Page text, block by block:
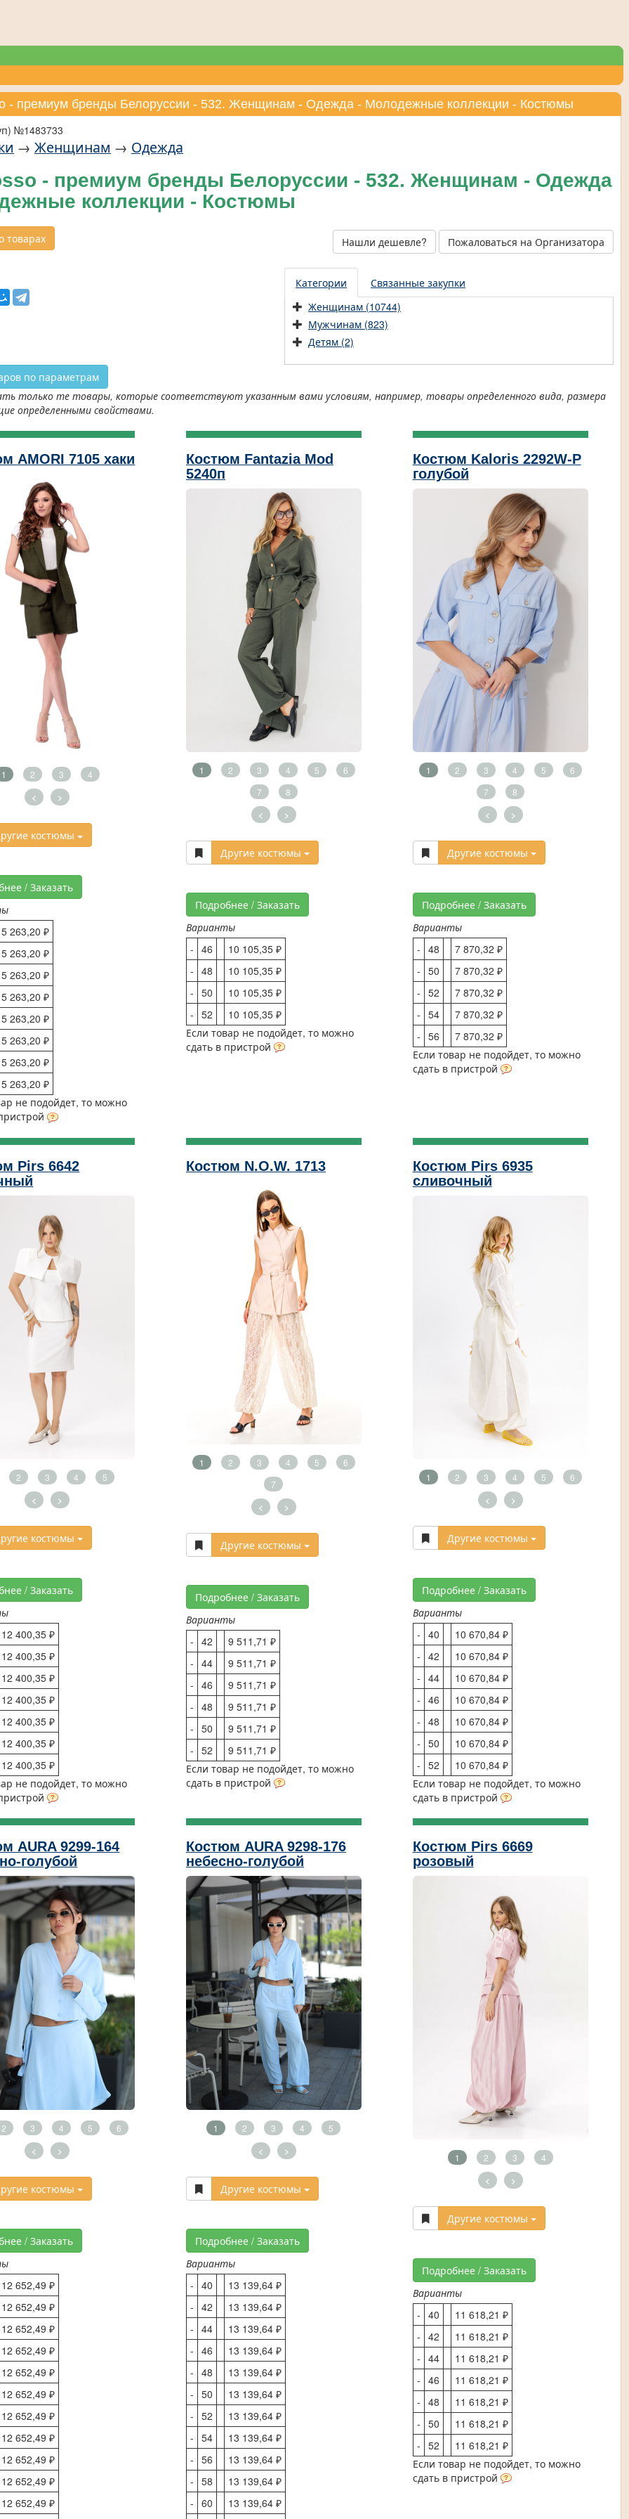
- премиум бренды Белоруссии - 532. Женщинам - Одежда - Молодежные коллекции - Костюмы
№1483733
→ Женщинам → Одежда
- премиум бренды Белоруссии - 532. Женщинам - Одежда
коллекции - Костюмы
Нашли дешевле? Пожаловаться на Организатора
Категории
Связанные закупки
Женщинам (10744)
Мужчинам (823)
Детям (2)
по параметрам
только те товары, которые соответствуют указанным вами условиям, например, товары определенного вида, размера
определенными свойствами.
AMORI 7105 хаки
1 2 3 4
< >
костюмы
/ Заказать
5 263,20 ₽
5 263,20 ₽
5 263,20 ₽
5 263,20 ₽
5 263,20 ₽
5 263,20 ₽
5 263,20 ₽
5 263,20 ₽
не подойдет, то можно
Костюм Fantazia Mod
5240п
1 2 3 4 5
6
7
8
< >
Другие костюмы
Подробнее / Заказать
Варианты
- 46
10 105,35 ₽
- 48
10 105,35 ₽
- 50
10 105,35 ₽
- 52
10 105,35 ₽
Если товар не подойдет, то можно
сдать в пристрой
Костюм Kaloris 2292W-Р
голубой
1 2 3 4 5
6
7
8
< >
Другие костюмы
Подробнее / Заказать
Варианты
- 48
7 870,32 ₽
- 50
7 870,32 ₽
- 52
7 870,32 ₽
- 54
7 870,32 ₽
- 56
7 870,32 ₽
Если товар не подойдет, то можно
сдать в пристрой
Pirs 6642
2 3 4 5
< >
костюмы
/ Заказать
12 400,35 ₽
12 400,35 ₽
12 400,35 ₽
12 400,35 ₽
12 400,35 ₽
12 400,35 ₽
12 400,35 ₽
не подойдет, то можно
Костюм N.O.W. 1713
1 2 3 4 5
6
7
< >
Другие костюмы
Подробнее / Заказать
Варианты
- 42
9 511,71 ₽
- 44
9 511,71 ₽
- 46
9 511,71 ₽
- 48
9 511,71 ₽
- 50
9 511,71 ₽
- 52
9 511,71 ₽
Если товар не подойдет, то можно
сдать в пристрой
Костюм Pirs 6935
сливочный
1 2 3 4 5 6
< >
Другие костюмы
Подробнее / Заказать
Варианты
- 40
10 670,84 ₽
- 42
10 670,84 ₽
- 44
10 670,84 ₽
- 46
10 670,84 ₽
- 48
10 670,84 ₽
- 50
10 670,84 ₽
- 52
10 670,84 ₽
Если товар не подойдет, то можно
сдать в пристрой
AURA 9299-164
голубой
2 3 4 5 6
< >
костюмы
/ Заказать
12 652,49 ₽
12 652,49 ₽
12 652,49 ₽
12 652,49 ₽
12 652,49 ₽
12 652,49 ₽
12 652,49 ₽
12 652,49 ₽
12 652,49 ₽
12 652,49 ₽
12 652,49 ₽
Костюм AURA 9298-176
небесно-голубой
1 2 3 4 5
< >
Другие костюмы
Подробнее / Заказать
Варианты
- 40
13 139,64 ₽
- 42
13 139,64 ₽
- 44
13 139,64 ₽
- 46
13 139,64 ₽
- 48
13 139,64 ₽
- 50
13 139,64 ₽
- 52
13 139,64 ₽
- 54
13 139,64 ₽
- 56
13 139,64 ₽
- 58
13 139,64 ₽
- 60
13 139,64 ₽
Костюм Pirs 6669
розовый
1 2 3 4
< >
Другие костюмы
Подробнее / Заказать
Варианты
- 40
11 618,21 ₽
- 42
11 618,21 ₽
- 44
11 618,21 ₽
- 46
11 618,21 ₽
- 48
11 618,21 ₽
- 50
11 618,21 ₽
- 52
11 618,21 ₽
Если товар не подойдет, то можно
сдать в пристрой